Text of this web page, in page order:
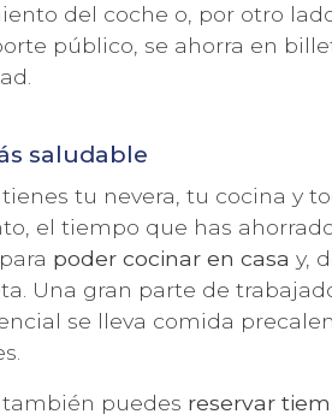
del coche o, por otro
público, se ahorra en
saludable
tu nevera, tu cocina y
el tiempo que has
poder cocinar en casa y,
Una gran parte de
se lleva comida
puedes reservar